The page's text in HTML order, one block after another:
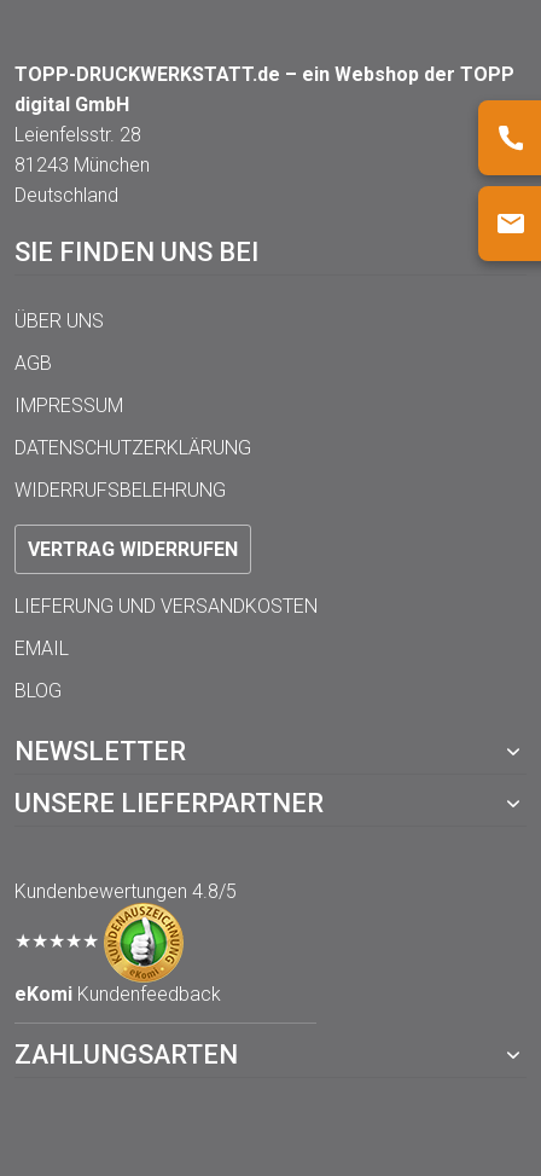
TOPP-DRUCKWERKSTATT.de – ein Webshop der TOPP
digital GmbH
Leienfelsstr. 28
81243 München
Deutschland
SIE FINDEN UNS BEI
ÜBER UNS
AGB
IMPRESSUM
DATENSCHUTZERKLÄRUNG
WIDERRUFSBELEHRUNG
VERTRAG WIDERRUFEN
LIEFERUNG UND VERSANDKOSTEN
EMAIL
BLOG
NEWSLETTER
UNSERE LIEFERPARTNER
Kundenbewertungen 4.8/5
★★★★★
eKomi Kundenfeedback
ZAHLUNGSARTEN